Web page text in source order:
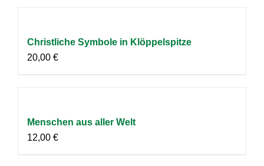
Christliche Symbole in Klöppelspitze
20,00 €
Menschen aus aller Welt
12,00 €